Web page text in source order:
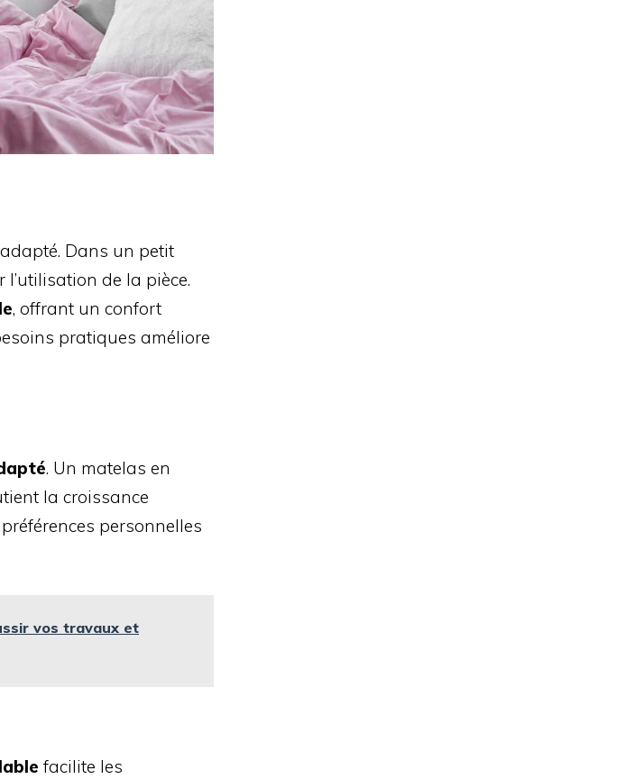
Dans un petit
de la pièce.
, offrant un confort
pratiques améliore
. Un matelas en
la croissance
personnelles
vos travaux et
facilite les